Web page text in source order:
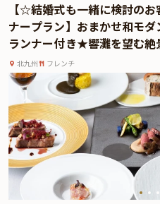
※オプションをご希望の場合は、ご予
・花束 ￥5,000~
【☆結婚式も一緒に検討の
ナープラン】おまかせ和モ
ランナー付き★響灘を望む
プロポーズを★※条件有
北九州 フレンチ